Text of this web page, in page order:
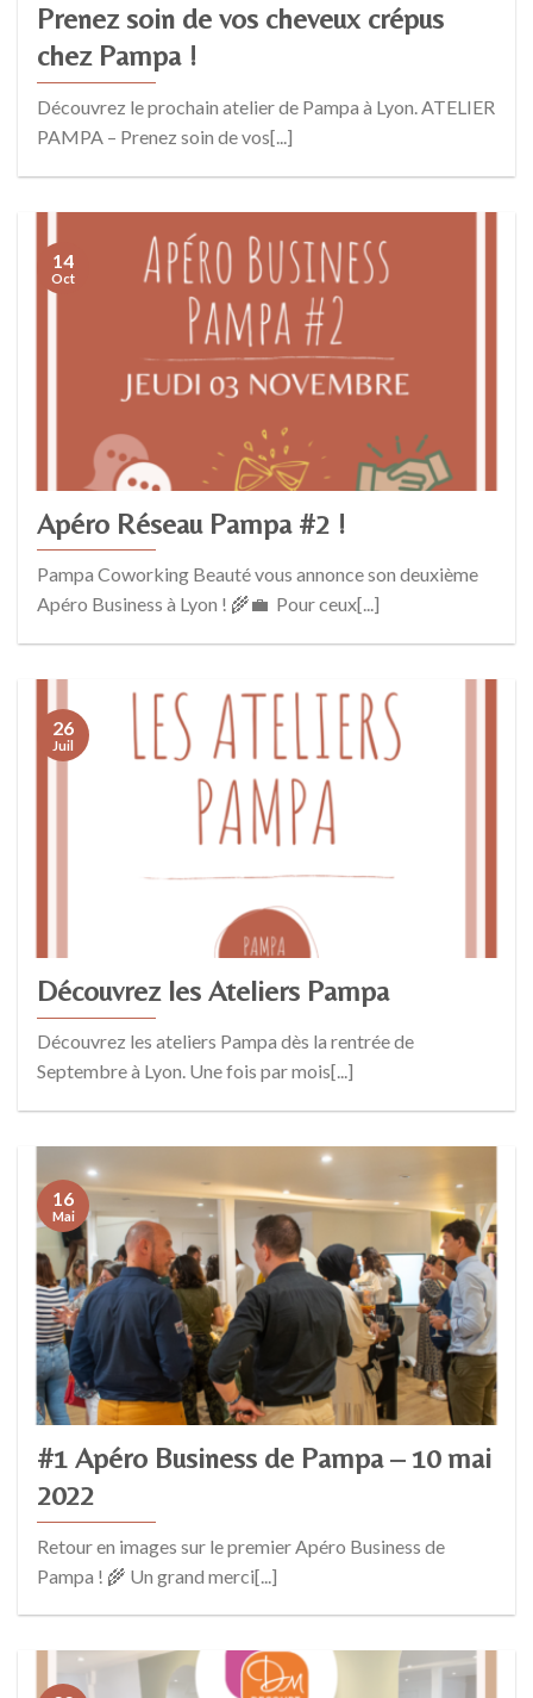
Prenez soin de vos cheveux crépus
chez Pampa !
Découvrez le prochain atelier de Pampa à Lyon. ATELIER
PAMPA – Prenez soin de vos[...]
Apéro Réseau Pampa #2 !
Pampa Coworking Beauté vous annonce son deuxième
Apéro Business à Lyon ! 🌾💼 Pour ceux[...]
14
Oct
Découvrez les Ateliers Pampa
Découvrez les ateliers Pampa dès la rentrée de
Septembre à Lyon. Une fois par mois[...]
26
Juil
#1 Apéro Business de Pampa – 10 mai
2022
Retour en images sur le premier Apéro Business de
Pampa ! 🌾 Un grand merci[...]
16
Mai